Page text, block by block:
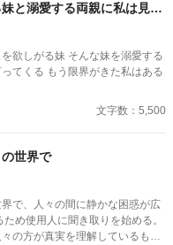
と溺愛する両親に私は見切
欲しがる妹 そんな妹を溺愛する
きた私はある
文字数：5,500
世界で
で、人々の間に静かな困惑が広
の方が真実を理解しているもの